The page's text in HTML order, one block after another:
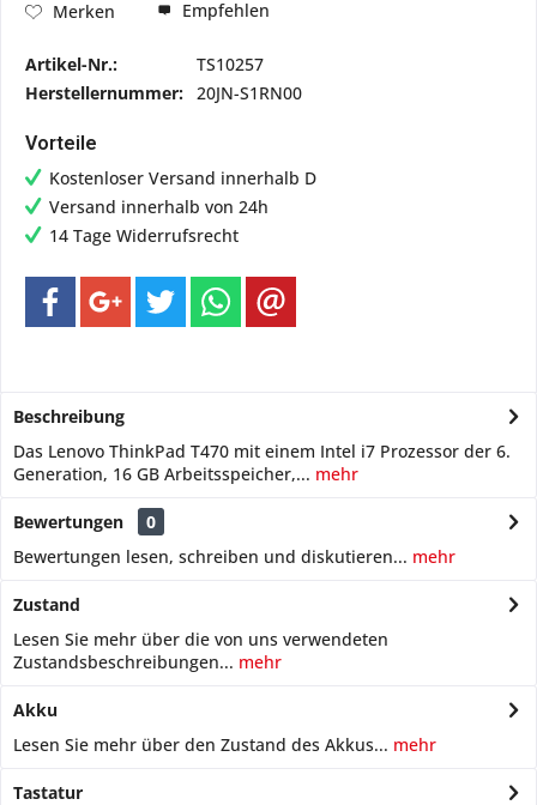
Merken Empfehlen
Artikel-Nr.:
TS10257
Herstellernummer: 20JN-S1RN00
Vorteile
Kostenloser Versand innerhalb D
Versand innerhalb von 24h
14 Tage Widerrufsrecht
Beschreibung
Das Lenovo ThinkPad T470 mit einem Intel i7 Prozessor der 6.
Generation, 16 GB Arbeitsspeicher,... mehr
Bewertungen
0
Bewertungen lesen, schreiben und diskutieren... mehr
Zustand
Lesen Sie mehr über die von uns verwendeten
Zustandsbeschreibungen... mehr
Akku
Lesen Sie mehr über den Zustand des Akkus... mehr
Tastatur